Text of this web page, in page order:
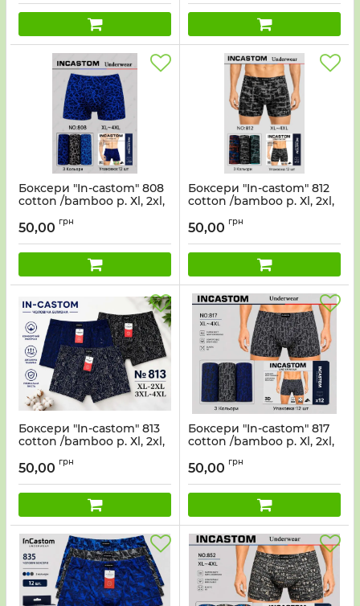
Боксери "In-castom" 808
cotton /bamboo р. Хl, 2xl,
12 шт
50,00 грн
Боксери "In-castom" 812
cotton /bamboo р. Хl, 2xl,
12 шт
50,00 грн
Боксери "In-castom" 813
cotton /bamboo р. Хl, 2xl,
12 шт
50,00 грн
Боксери "In-castom" 817
cotton /bamboo р. Хl, 2xl,
12 шт
50,00 грн